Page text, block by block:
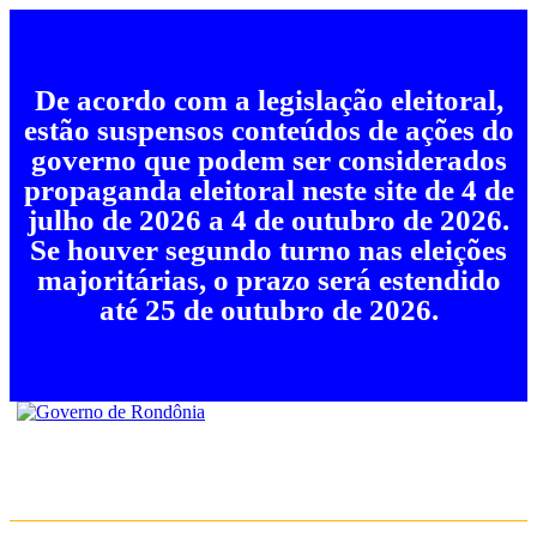
De acordo com a legislação eleitoral,
estão suspensos conteúdos de ações do
governo que podem ser considerados
propaganda eleitoral neste site de 4 de
julho de 2026 a 4 de outubro de 2026.
Se houver segundo turno nas eleições
majoritárias, o prazo será estendido
até 25 de outubro de 2026.